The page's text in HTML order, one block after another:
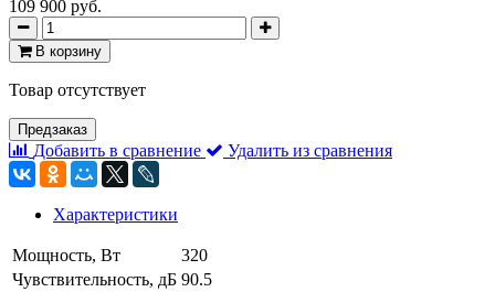
109 900 руб.
В корзину
Товар отсутствует
Предзаказ
Добавить в сравнение Удалить из сравнения
Характеристики
Мощность, Вт
320
Чувствительность, дБ 90.5